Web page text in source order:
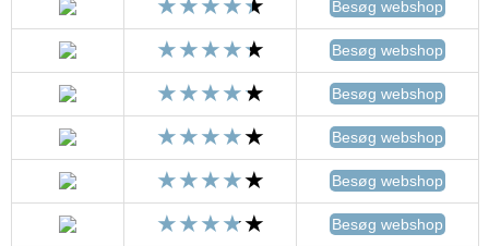
Besøg webshop
Besøg webshop
Besøg webshop
Besøg webshop
Besøg webshop
Besøg webshop